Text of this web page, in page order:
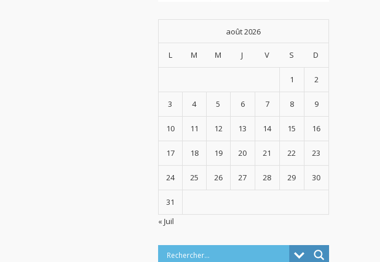
août 2026
L M M J V S D
1 2
3 4 5 6 7 8 9
10 11 12 13 14 15 16
17 18 19 20 21 22 23
24 25 26 27 28 29 30
31
« Juil